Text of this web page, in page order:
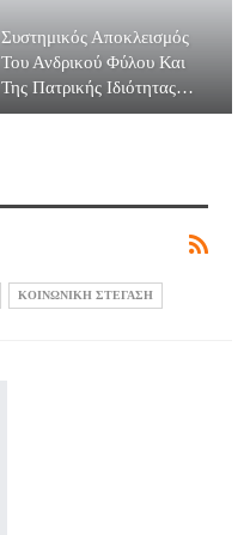
Συστημικός Αποκλεισμός
Του Ανδρικού Φύλου Και
Της Πατρικής Ιδιότητας…
ΚΟΙΝΩΝΙΚΗ ΣΤΕΓΑΣΗ